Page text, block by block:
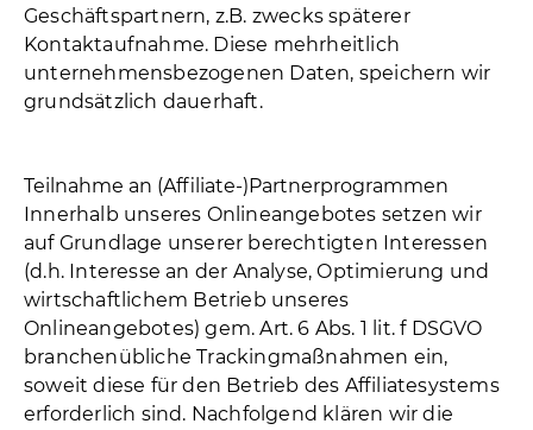
Geschäftspartnern, z.B. zwecks späterer
Kontaktaufnahme. Diese mehrheitlich
unternehmensbezogenen Daten, speichern wir
grundsätzlich dauerhaft.
Teilnahme an (Affiliate-)Partnerprogrammen
Innerhalb unseres Onlineangebotes setzen wir
auf Grundlage unserer berechtigten Interessen
(d.h. Interesse an der Analyse, Optimierung und
wirtschaftlichem Betrieb unseres
Onlineangebotes) gem. Art. 6 Abs. 1 lit. f DSGVO
branchenübliche Trackingmaßnahmen ein,
soweit diese für den Betrieb des Affiliatesystems
erforderlich sind. Nachfolgend klären wir die